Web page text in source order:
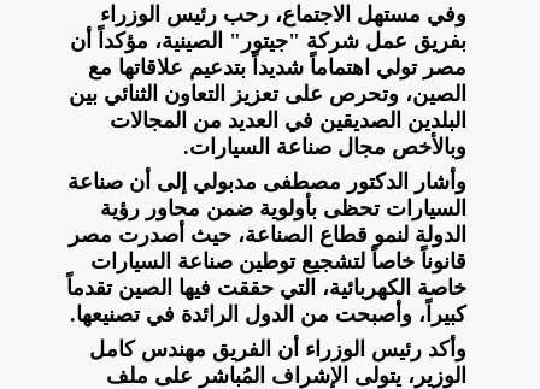
وفي مستهل الاجتماع، رحب رئيس الوزراء
بفريق عمل شركة "جيتور" الصينية، مؤكداً أن
مصر تولي اهتماماً شديداً بتدعيم علاقاتها مع
الصين، وتحرص على تعزيز التعاون الثنائي بين
البلدين الصديقين في العديد من المجالات
وبالأخص مجال صناعة السيارات.
وأشار الدكتور مصطفى مدبولي إلى أن صناعة
السيارات تحظى بأولوية ضمن محاور رؤية
الدولة لنمو قطاع الصناعة، حيث أصدرت مصر
قانوناً خاصاً لتشجيع توطين صناعة السيارات
خاصة الكهربائية، التي حققت فيها الصين تقدماً
كبيراً، وأصبحت من الدول الرائدة في تصنيعها.
وأكد رئيس الوزراء أن الفريق مهندس كامل
الوزير، يتولى الإشراف المُباشر على ملف